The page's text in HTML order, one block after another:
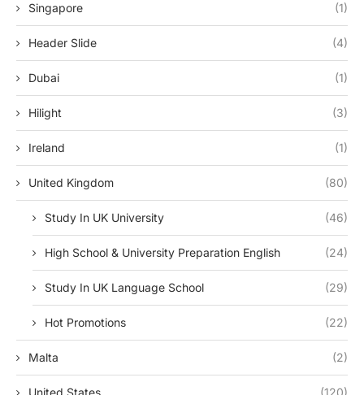
Singapore (1)
Header Slide (4)
Dubai (1)
Hilight (3)
Ireland (1)
United Kingdom (80)
Study In UK University (46)
High School & University Preparation English (24)
Study In UK Language School (29)
Hot Promotions (22)
Malta (2)
United States (120)